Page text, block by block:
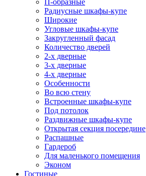
П-образные
Радиусные шкафы-купе
Широкие
Угловые шкафы-купе
Закругленный фасад
Количество дверей
2-х дверные
3-х дверные
4-х дверные
Особенности
Во всю стену
Встроенные шкафы-купе
Под потолок
Раздвижные шкафы-купе
Открытая секция посередине
Распашные
Гардероб
Для маленького помещения
Эконом
Гостиные